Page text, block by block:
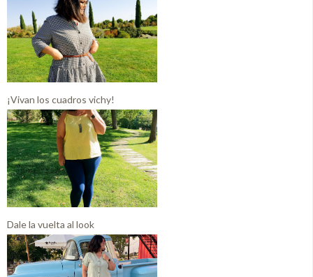
¡Vivan los cuadros vichy!
Dale la vuelta al look